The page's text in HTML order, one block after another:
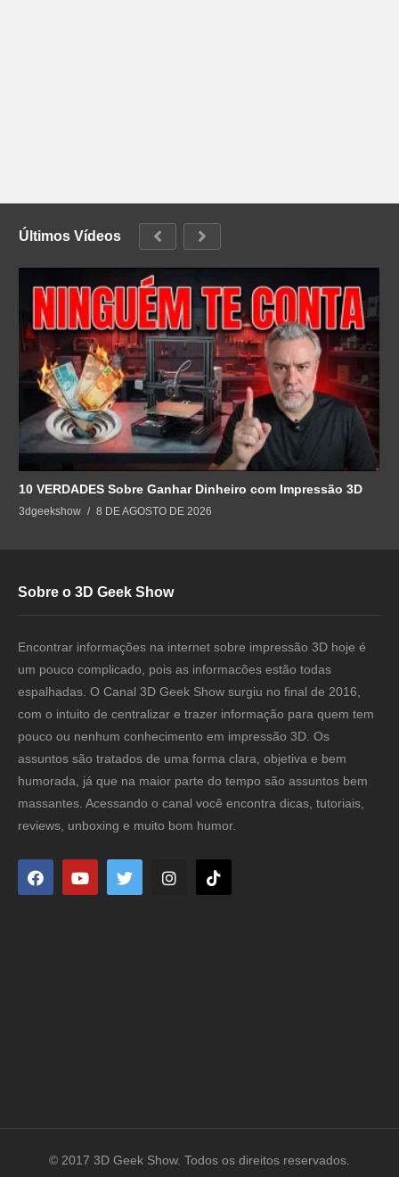
Últimos Vídeos
10 VERDADES Sobre Ganhar Dinheiro com Impressão 3D
3dgeekshow 8 DE AGOSTO DE 2026
Sobre o 3D Geek Show
Encontrar informações na internet sobre impressão 3D hoje é
um pouco complicado, pois as informacões estão todas
espalhadas. O Canal 3D Geek Show surgiu no final de 2016,
com o intuito de centralizar e trazer informação para quem tem
pouco ou nenhum conhecimento em impressão 3D. Os
assuntos são tratados de uma forma clara, objetiva e bem
humorada, já que na maior parte do tempo são assuntos bem
massantes. Acessando o canal você encontra dicas, tutoriais,
reviews, unboxing e muito bom humor.
© 2017 3D Geek Show. Todos os direitos reservados.